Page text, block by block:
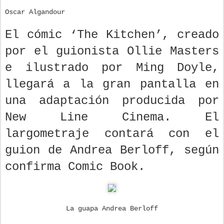
Oscar Algandour
El cómic ‘The Kitchen’, creado
por el guionista Ollie Masters
e ilustrado por Ming Doyle,
llegará a la gran pantalla en
una adaptación producida por
New Line Cinema. El
largometraje contará con el
guion de Andrea Berloff, según
confirma Comic Book.
La guapa Andrea Berloff